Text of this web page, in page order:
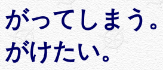
がってしまう
がけたい。